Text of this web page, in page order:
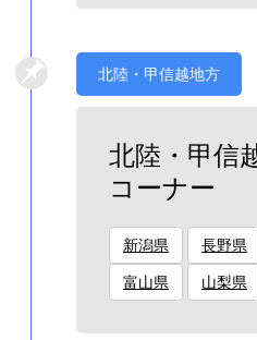
北陸・甲信越地方
北陸・甲信
コーナー
新潟県 長野県
富山県 山梨県